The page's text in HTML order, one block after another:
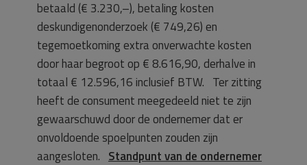
betaald (€ 3.230,–), betaling kosten
deskundigenonderzoek (€ 749,26) en
tegemoetkoming extra onverwachte kosten
door haar begroot op € 8.616,90, derhalve in
totaal € 12.596,16 inclusief BTW. Ter zitting
heeft de consument meegedeeld niet te zijn
gewaarschuwd door de ondernemer dat er
onvoldoende spoelpunten zouden zijn
aangesloten. Standpunt van de ondernemer